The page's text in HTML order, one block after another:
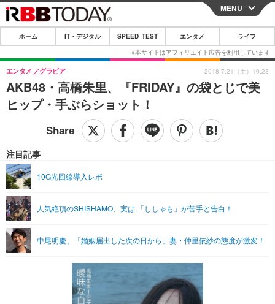
CLOSE
ホーム
IT・デジタル
IT・デジタルTOP スマートフォン
ショッピング その他
SPEED TEST
エンタメTOP 映画・ドラマ
グラビア ブログ
ショッピング その他
ライフTOP
リリース一覧
プッシュ通知の停止方法
MENU
ホーム IT・デジタル SPEED TEST エンタメ ライフ
AKB48・高橋朱里、『FRIDAY』の袋とじで美
ヒップ・手ぶらショット！
エンタメ グラビア
注目記事
10G光回線導入レポ
人気絶頂のSHISHAMO、実は 「ししゃも」が苦手と告白！
中尾明慶、「婚姻届出した次の日から」妻・仲里依紗の態度が激変！
2018.7.21（土）10:23